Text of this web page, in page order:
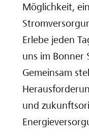
Möglichkeit,
Erlebe jeden
uns im Bonner
Gemeinsam
und